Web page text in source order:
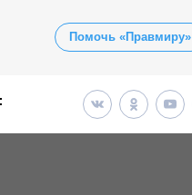
Помочь «Правмиру»